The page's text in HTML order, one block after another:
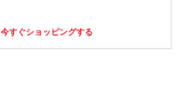
今すぐショッピングする